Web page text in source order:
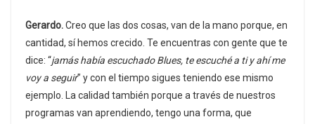
Gerardo.Creo que las dos cosas, van de la mano porque, en
cantidad, sí hemos crecido. Te encuentras con gente que te
dice: “jamás había escuchado Blues, te escuché a ti y ahí me
voy a seguir” y con el tiempo sigues teniendo ese mismo
ejemplo. La calidad también porque a través de nuestros
programas van aprendiendo, tengo una forma, que